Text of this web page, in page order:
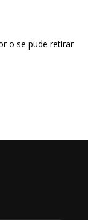
o se pude retirar